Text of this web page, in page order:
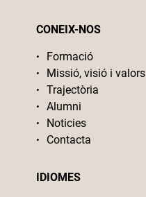
CONEIX-NOS
Formació
Missió, visió i valors
Trajectòria
Alumni
Noticies
Contacta
IDIOMES